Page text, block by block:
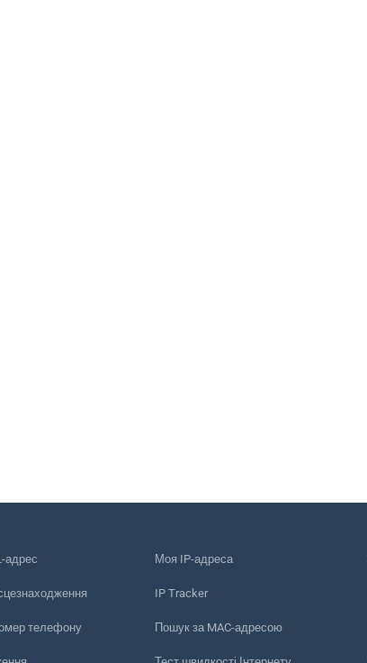
адрес
телефону
Моя IP-адреса
IP Tracker
Пошук за MAC-адресою